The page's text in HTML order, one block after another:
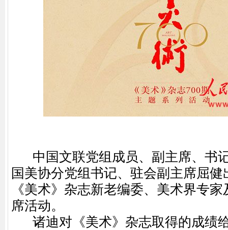
中国文联党组成员、副主席、书
国美协分党组书记、驻会副主席屈
《美术》杂志新老编委、美术界专
席活动。
诸迪对《美术》杂志取得的成绩